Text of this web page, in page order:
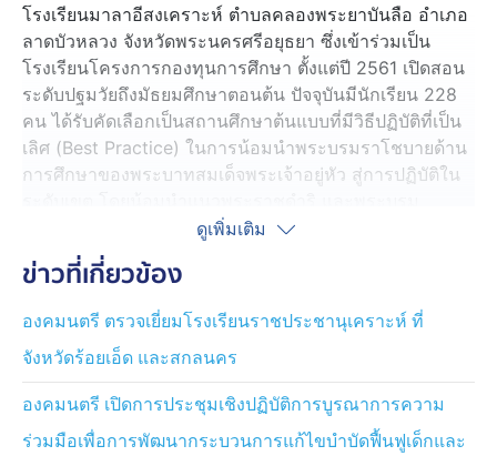
โรงเรียนมาลาอีสงเคราะห์ ตำบลคลองพระยาบันลือ อำเภอ
ลาดบัวหลวง จังหวัดพระนครศรีอยุธยา ซึ่งเข้าร่วมเป็น
โรงเรียนโครงการกองทุนการศึกษา ตั้งแต่ปี 2561 เปิดสอน
ระดับปฐมวัยถึงมัธยมศึกษาตอนต้น ปัจจุบันมีนักเรียน 228
คน ได้รับคัดเลือกเป็นสถานศึกษาต้นแบบที่มีวิธีปฏิบัติที่เป็น
เลิศ (Best Practice) ในการน้อมนำพระบรมราโชบายด้าน
การศึกษาของพระบาทสมเด็จพระเจ้าอยู่หัว สู่การปฏิบัติใน
ราโชบายมาพัฒนาผู้เรียน ให้มีคุณธรรม จริยธรรม ดำรง
ชีวิตตามวิถีอิสลาม มีทักษะที่จำเป็นในศตวรรษที่ 21 ซึ่ง
ดำเนินงานตามหลักการ 3 เสาหลักของโครงการฯ ประกอบ
ด้วย การส่งเสริมให้เด็กได้เรียนในโรงเรียนที่มีคุณภาพ, ให้
เด็กสำเร็จการศึกษาอย่างมีคุณภาพ และให้เด็กได้รับการ
ปลูกฝังวินัย คุณธรรมและจริยธรรม โดยจัดการเรียนรู้เชิงรุก
(Active Learning) เน้นให้ผู้เรียนลงมือปฏิบัติจริงผ่าน
กิจกรรมที่หลากหลาย ส่งเสริมให้มีความภาคภูมิใจในห้อง
ถิ่นและความเป็นไทย
ดูเพิ่มเติม
ข่าวที่เกี่ยวข้อง
องคมนตรี ตรวจเยี่ยมโรงเรียนราชประชานุเคราะห์ ที่
จังหวัดร้อยเอ็ด และสกลนคร
องคมนตรี เปิดการประชุมเชิงปฏิบัติการบูรณาการความ
ร่วมมือเพื่อการพัฒนากระบวนการแก้ไขบำบัดฟื้นฟูเด็กและ